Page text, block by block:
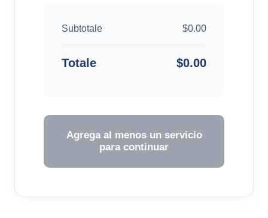
Subtotale $0.00
Totale $0.00
Agrega al menos un servicio
para continuar